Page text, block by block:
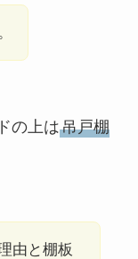
の上は吊戸棚
由と棚板